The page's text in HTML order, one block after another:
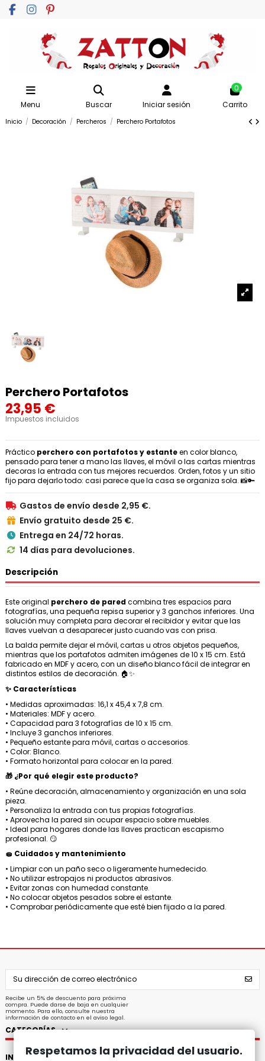
Menu Buscar Iniciar sesión
0
Carrito
Inicio Decoración Percheros Perchero Portafotos
Perchero Portafotos
23,95 €
Impuestos incluidos
Práctico perchero con portafotos y estanteen color blanco,
pensado para tener a mano las llaves, el móvil o las cartas mientras
decoras la entrada con tus mejores recuerdos. Orden, fotos y un sitio
fijo para dejarlo todo: casi parece que la casa se organiza sola. 📸🔑
 Gastos de envío desde 2,95 €.
 Envío gratuito desde 25 €.
 Entrega en 24/72 horas.
 14 días para devoluciones.
Descripción
Este original perchero de paredcombina tres espacios para
fotografías, una pequeña repisa superior y 3 ganchos inferiores. Una
solución muy completa para decorar el recibidor y evitar que las
llaves vuelvan a desaparecer justo cuando vas con prisa.
La balda permite dejar el móvil, cartas u otros objetos pequeños,
mientras que los portafotos admiten imágenes de 10 x 15 cm. Está
fabricado en MDF y acero, con un diseño blanco fácil de integrar en
distintos estilos de decoración. 🏠✨
✨ Características
• Medidas aproximadas: 16,1 x 45,4 x 7,8 cm.
• Materiales: MDF y acero.
• Capacidad para 3 fotografías de 10 x 15 cm.
• Incluye 3 ganchos inferiores.
• Pequeño estante para móvil, cartas o accesorios.
• Color: Blanco.
• Formato horizontal para colocar en la pared.
🎁 ¿Por qué elegir este producto?
• Reúne decoración, almacenamiento y organización en una sola
pieza.
• Personaliza la entrada con tus propias fotografías.
• Aprovecha la pared sin ocupar espacio sobre muebles.
• Ideal para hogares donde las llaves practican escapismo
profesional. 😏
🧽 Cuidados y mantenimiento
• Limpiar con un paño seco o ligeramente humedecido.
• No utilizar estropajos ni productos abrasivos.
• Evitar zonas con humedad constante.
• No colocar objetos pesados sobre el estante.
• Comprobar periódicamente que esté bien fijado a la pared.
Recibe un 5% de descuento para próxima
compra. Puede darse de baja en cualquier
momento. Para ello, consulte nuestra
información de contacto en el aviso legal.
CATEGORÍAS
INFORMACIÓN
Respetamos la privacidad del usuario.